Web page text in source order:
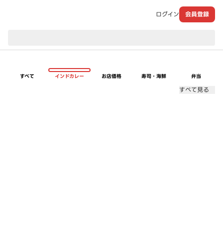
ログイン 会員登録
すべて インドカレー お店価格 寿司・海鮮 弁当
すべて見る